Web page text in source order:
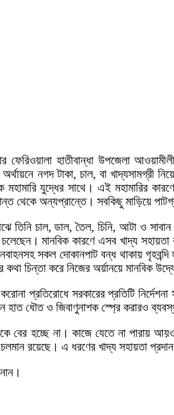
ফেরিওয়ালা হাতীবান্ধা উপজেলা
নগদ টাকা, চাল, বা খাদ্যসামগ্রী
যুদ্ধের সাথে। এই মহামারির
থেকে অন্যপ্রান্তে। সবকিছু মাড়িয়ে
তিনি চাল, ডাল, তৈল, চিনি, আটা ও
মানবিক কারণে এসব খাদ্য
সকল দোকানপাট বন্ধ থাকায়
চিন্তা করে নিজের অর্য়ানয়ে মানবিক
প্রতিরোধে সরকারের প্রতিটি
হাত ধৌত ও জিবাণুনাশক স্প্রে করারও
বের হচ্ছে না। কাজে যেতে না পারায়
রয়েছে। এ ধরণের খাদ্য সহায়তা